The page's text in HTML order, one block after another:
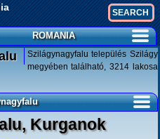
ROMANIA
Szilágynagyfalu település Szilágy
megyében található, 3214 lakosa
Kurganok